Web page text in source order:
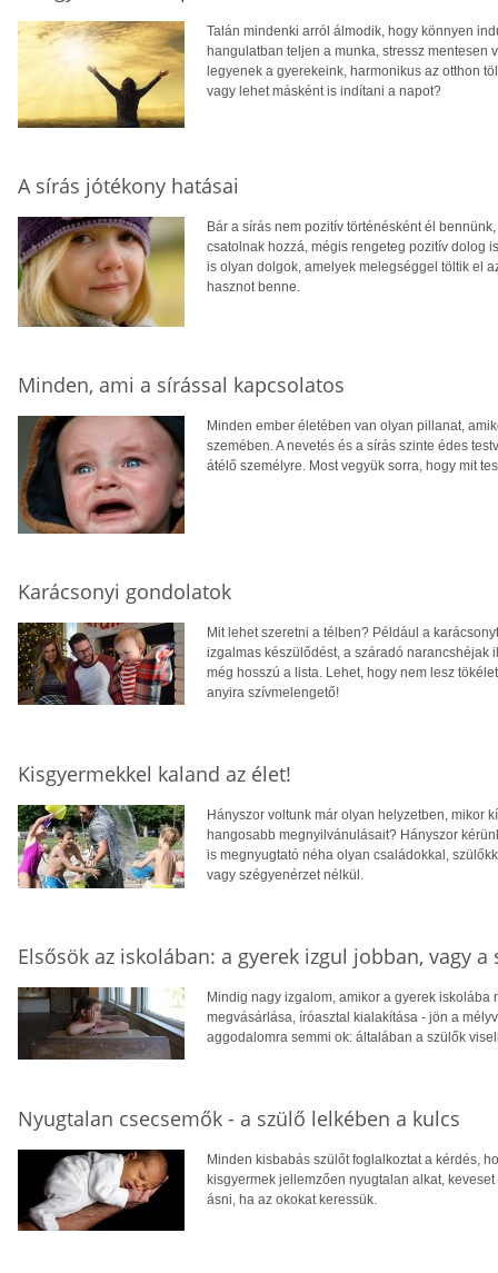
Talán mindenki arról álmodik, hogy könnyen
hangulatban teljen a munka, stressz
legyenek a gyerekeink, harmonikus az otthon
vagy lehet másként is indítani a napot?
A sírás jótékony hatásai
Bár a sírás nem pozitív történésként él
csatolnak hozzá, mégis rengeteg pozitív dolog
is olyan dolgok, amelyek melegséggel töltik el
hasznot benne.
Minden, ami a sírással kapcsolatos
Minden ember életében van olyan pillanat,
szemében. A nevetés és a sírás szinte édes
átélő személyre. Most vegyük sorra, hogy mit
Karácsonyi gondolatok
Mit lehet szeretni a télben? Például a
izgalmas készülődést, a száradó narancshéjak
még hosszú a lista. Lehet, hogy nem lesz
anyira szívmelengető!
Kisgyermekkel kaland az élet!
Hányszor voltunk már olyan helyzetben, mikor
hangosabb megnyilvánulásait? Hányszor
is megnyugtató néha olyan családokkal,
vagy szégyenérzet nélkül.
Elsősök az iskolában: a gyerek izgul jobban, vagy a
Mindig nagy izgalom, amikor a gyerek iskolába
megvásárlása, íróasztal kialakítása - jön a
aggodalomra semmi ok: általában a szülők
Nyugtalan csecsemők - a szülő lelkében a kulcs
Minden kisbabás szülőt foglalkoztat a kérdés,
kisgyermek jellemzően nyugtalan alkat,
ásni, ha az okokat keressük.